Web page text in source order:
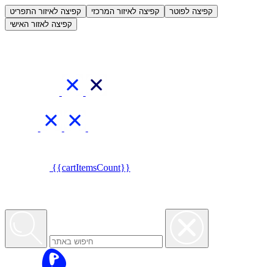
קפיצה לאיזור התפריט קפיצה לאיזור המרכזי
קפיצה לפוטר
קפיצה לאזור האישי
{{cartItemsCount}}